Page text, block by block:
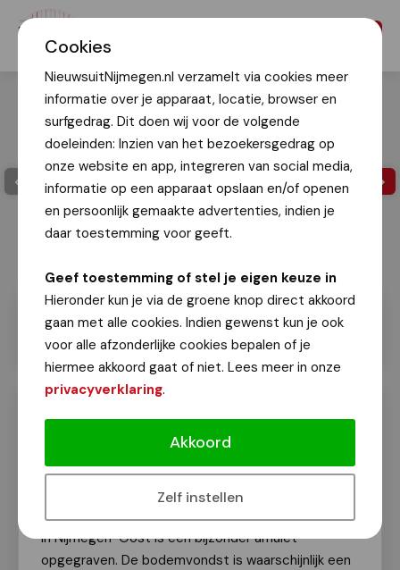
Cookies
NieuwsuitNijmegen.nl verzamelt via cookies meer
informatie over je apparaat, locatie, browser en
surfgedrag. Dit doen wij voor de volgende
doeleinden: Inzien van het bezoekersgedrag op
onze website en app, integreren van social media,
informatie op een apparaat opslaan en/of openen
en persoonlijk gemaakte advertenties, indien je
daar toestemming voor geeft.
Geef toestemming of stel je eigen keuze in
Hieronder kun je via de groene knop direct akkoord
gaan met alle cookies. Indien gewenst kun je ook
voor alle afzonderlijke cookies bepalen of je
hiermee akkoord gaat of niet. Lees meer in onze
privacyverklaring.
Akkoord
Zelf instellen
Bijzondere bodemvondst in
Nijmegen-Oost
Van onze redactie
In Nijmegen-Oost is een bijzonder amulet
opgegraven. De bodemvondst is waarschijnlijk een